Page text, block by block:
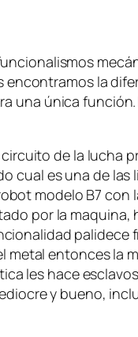
la
una úni­ca
de la lu­cha
cual es una de las
mo­de­lo B7
por la
me­tal en­ton­ces la
les ha­ce
y bueno,